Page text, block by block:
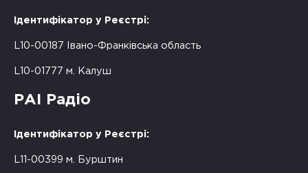
Ідентифікатор у Реєстрі:
L10-00187 Івано-Франківська область
L10-01777 м. Калуш
РАІ Радіо
Ідентифікатор у Реєстрі:
L11-00399 м. Бурштин